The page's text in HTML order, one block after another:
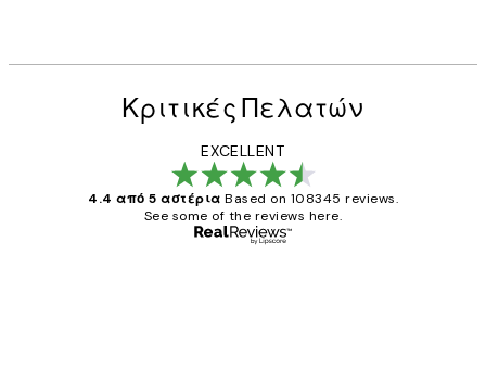
Κριτικές Πελατών
EXCELLENT
4.4 από 5 αστέρια Based on 108345 reviews.
See some of the reviews here.